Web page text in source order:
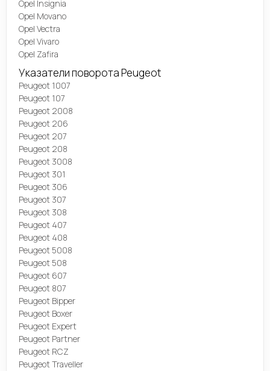
Opel Insignia
Opel Movano
Opel Vectra
Opel Vivaro
Opel Zafira
Указатели поворота Peugeot
Peugeot 1007
Peugeot 107
Peugeot 2008
Peugeot 206
Peugeot 207
Peugeot 208
Peugeot 3008
Peugeot 301
Peugeot 306
Peugeot 307
Peugeot 308
Peugeot 407
Peugeot 408
Peugeot 5008
Peugeot 508
Peugeot 607
Peugeot 807
Peugeot Bipper
Peugeot Boxer
Peugeot Expert
Peugeot Partner
Peugeot RCZ
Peugeot Traveller